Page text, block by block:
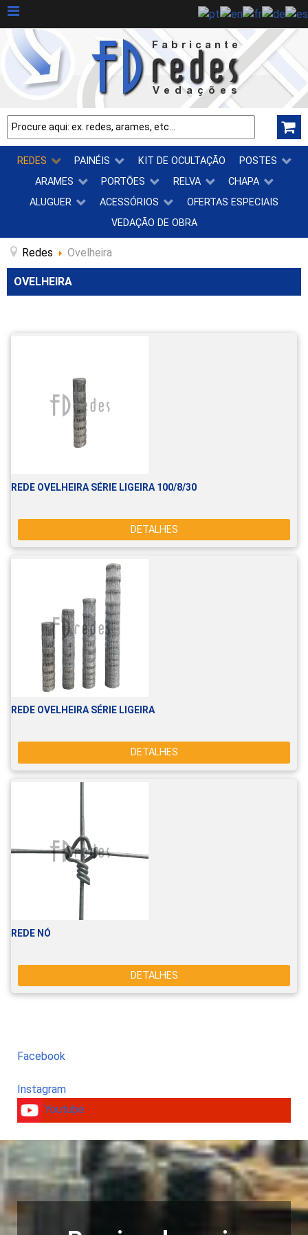
REDES PAINÉIS KIT DE OCULTAÇÃO
POSTES
ARAMES
PORTÕES RELVA
CHAPA
ALUGUER
ACESSÓRIOS
OFERTAS ESPECIAIS
VEDAÇÃO DE OBRA
Redes Ovelheira
OVELHEIRA
REDE OVELHEIRA SÉRIE LIGEIRA 100/8/30
DETALHES
REDE OVELHEIRA SÉRIE LIGEIRA
DETALHES
REDE NÓ
DETALHES
Facebook
Instagram
Youtube